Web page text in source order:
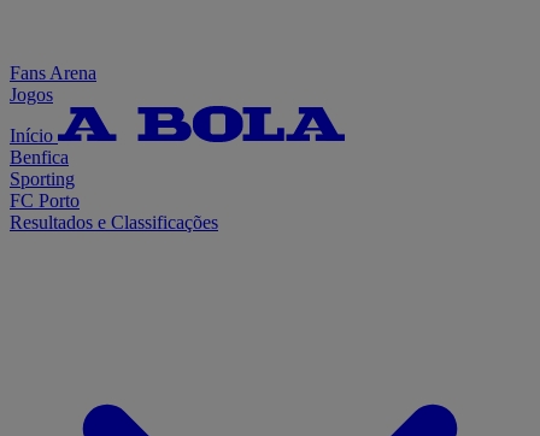
Fans Arena
Jogos
Início
Benfica
Sporting
FC Porto
Resultados e Classificações